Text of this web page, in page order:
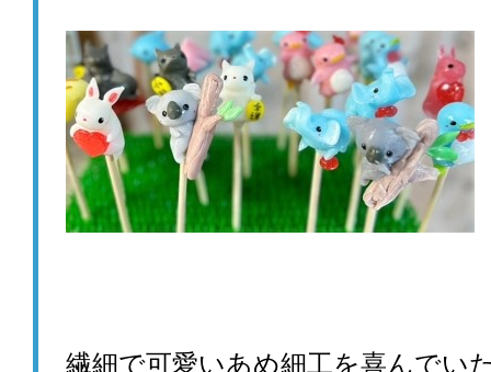
繊細で可愛いあめ細工を喜んでい